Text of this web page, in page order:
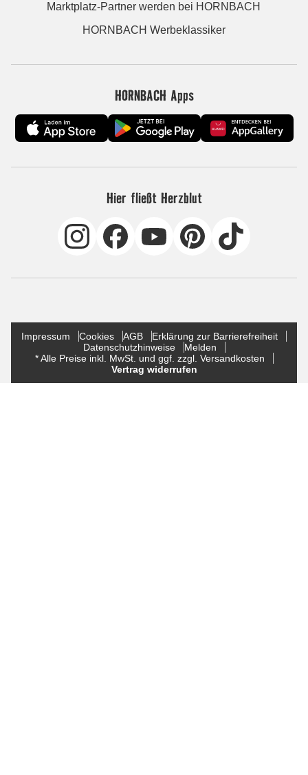
Marktplatz-Partner werden bei HORNBACH
HORNBACH Werbeklassiker
HORNBACH Apps
Hier fließt Herzblut
Impressum Cookies AGB
Erklärung zur Barrierefreiheit
Datenschutzhinweise
Melden
* Alle Preise inkl. MwSt. und ggf. zzgl. Versandkosten
Vertrag widerrufen